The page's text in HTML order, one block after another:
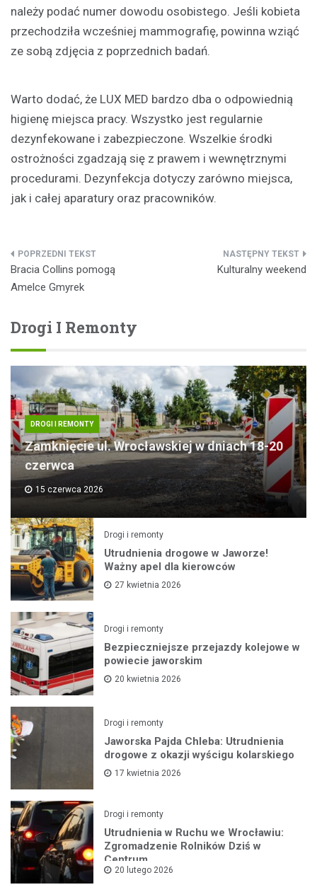
należy podać numer dowodu osobistego. Jeśli kobieta
przechodziła wcześniej mammografię, powinna wziąć
ze sobą zdjęcia z poprzednich badań.
Warto dodać, że LUX MED bardzo dba o odpowiednią
higienę miejsca pracy. Wszystko jest regularnie
dezynfekowane i zabezpieczone. Wszelkie środki
ostrożności zgadzają się z prawem i wewnętrznymi
procedurami. Dezynfekcja dotyczy zarówno miejsca,
jak i całej aparatury oraz pracowników.
Nawigacja
wpisu
Bracia Collins pomogą
Amelce Gmyrek
Kulturalny weekend
Drogi I Remonty
DROGI I REMONTY
Zamknięcie ul. Wrocławskiej w dniach 18-20
czerwca
15 czerwca 2026
Drogi i remonty
Utrudnienia drogowe w Jaworze!
Ważny apel dla kierowców
27 kwietnia 2026
Drogi i remonty
Bezpieczniejsze przejazdy kolejowe w
powiecie jaworskim
20 kwietnia 2026
Drogi i remonty
Jaworska Pajda Chleba: Utrudnienia
drogowe z okazji wyścigu kolarskiego
17 kwietnia 2026
Drogi i remonty
Utrudnienia w Ruchu we Wrocławiu:
Zgromadzenie Rolników Dziś w
Centrum
20 lutego 2026